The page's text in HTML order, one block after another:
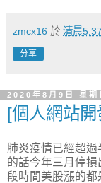
zmcx16 於 清晨5:37
分享
2020年8月9日 星期
[個人網站
肺炎疫情已經超
的話今年三月停
段時間美股漲的都